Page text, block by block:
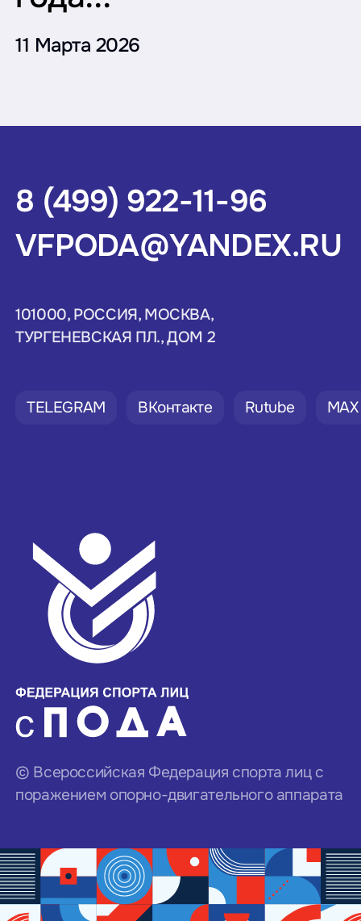
11 Марта 2026
8 (499) 922-11-96
VFPODA@YANDEX.RU
101000, РОССИЯ, МОСКВА,
ТУРГЕНЕВСКАЯ ПЛ., ДОМ 2
TELEGRAM ВКонтакте Rutube MAX
© Всероссийская Федерация спорта лиц с
поражением опорно-двигательного аппарата